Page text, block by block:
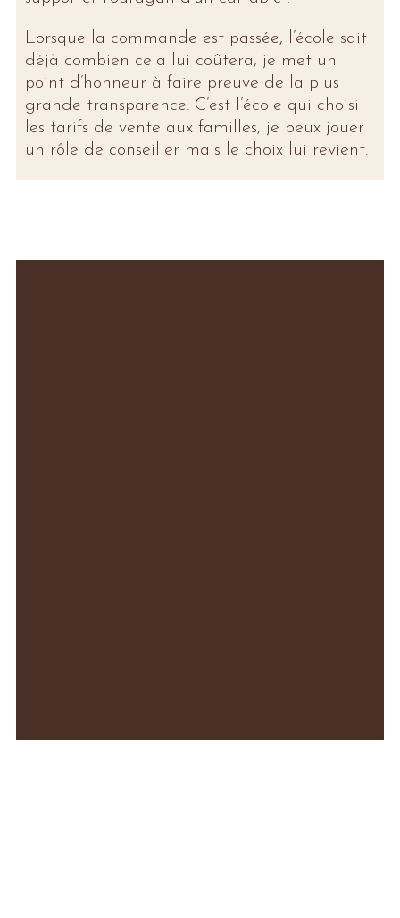
Lorsque la commande est passée, l’école sait
déjà combien cela lui coûtera, je met un
point d’honneur à faire preuve de la plus
grande transparence. C’est l’école qui choisi
les tarifs de vente aux familles, je peux jouer
un rôle de conseiller mais le choix lui revient.